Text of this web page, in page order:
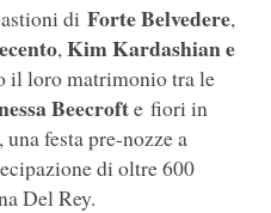
di Forte Belvedere,
, Kim Kardashian e
il loro matrimonio tra le
Beecrofte fiori in
festa pre-nozze a
di oltre 600
Del Rey.